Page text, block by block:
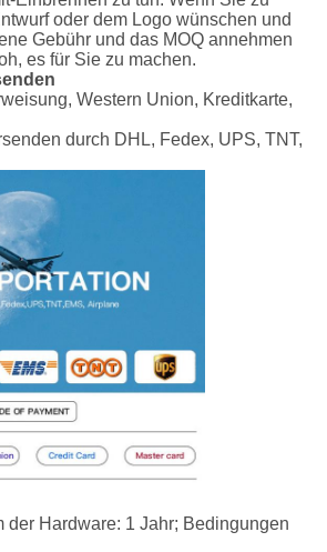
oder dem Logo wünschen und
Gebühr und das MOQ annehmen
es für Sie zu machen.
Western Union, Kreditkarte,
durch DHL, Fedex, UPS, TNT,
der Hardware: 1 Jahr; Bedingungen